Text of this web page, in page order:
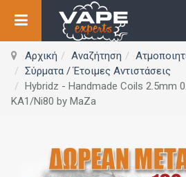
Αρχική Αναζήτηση
Σύρματα / Έτοιμες Αντιστάσεις
Hybridz - Handmade Coils 2.5mm
KA1/Ni80 by MaZa